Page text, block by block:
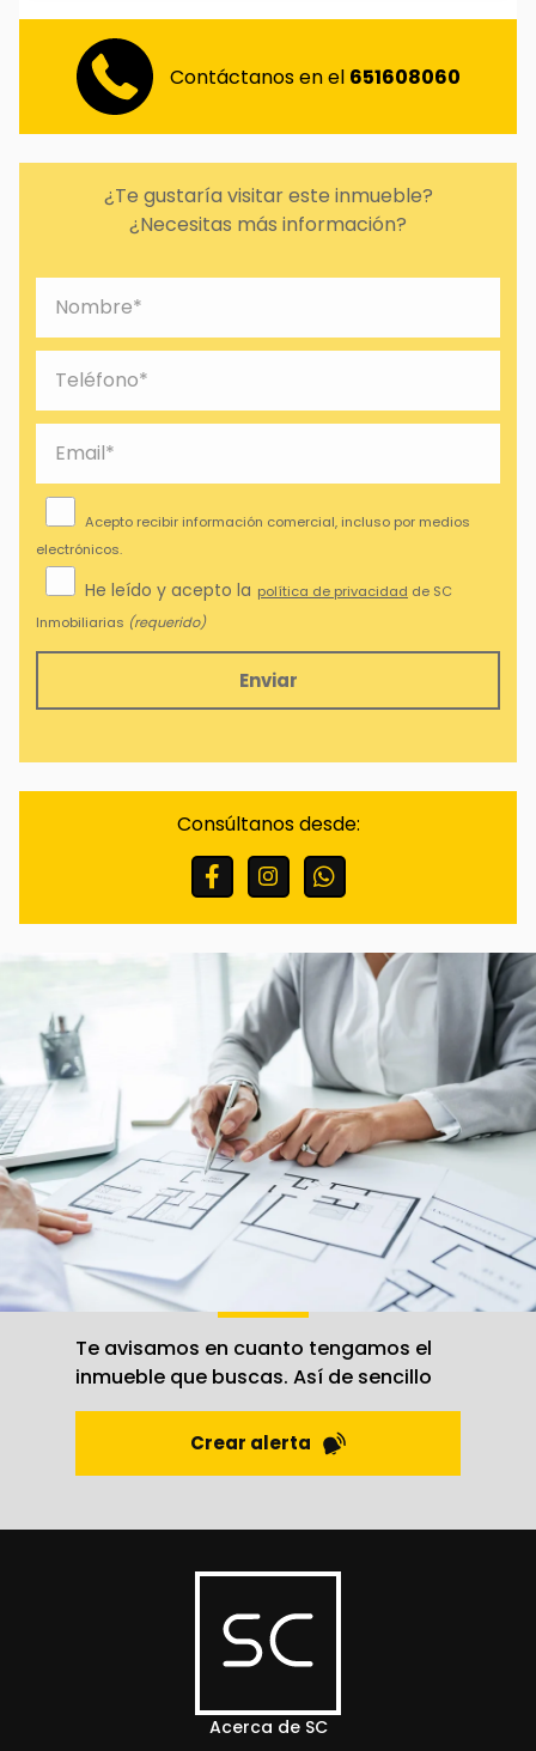
Contáctanos en el 651608060
¿Te gustaría visitar este inmueble?
¿Necesitas más información?
Acepto recibir información comercial, incluso por medios
electrónicos.
He leído y acepto la política de privacidad de SC
Inmobiliarias (requerido)
electrónicos.
Legitimación:Consentimiento del interesado.
Puede retirar su consentimiento en
cualquier momento, así como acceder,
rectificar, suprimir sus datos y demás derechos
en info@scinmobiliarias.com .
Información Adicional:
Puede ampliar la
información en el enlace de Avisos Legales.
Consúltanos desde:
Crea una
Te avisamos en cuanto tengamos el
inmueble que buscas. Así de sencillo
Crear alerta
Acerca de SC